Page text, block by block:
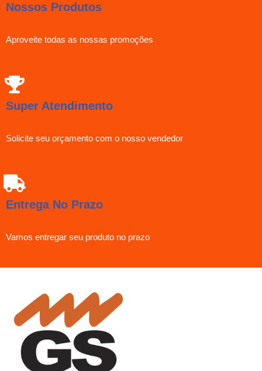
Nossos Produtos
Aproveite todas as nossas promoções
Super Atendimento
Solicite seu orçamento com o nosso vendedor
Entrega No Prazo
Vamos entregar seu produto no prazo